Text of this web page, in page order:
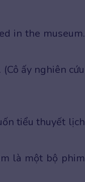
in the museum.
ấy nghiên cứu
tiểu thuyết lịch
là một bộ phim